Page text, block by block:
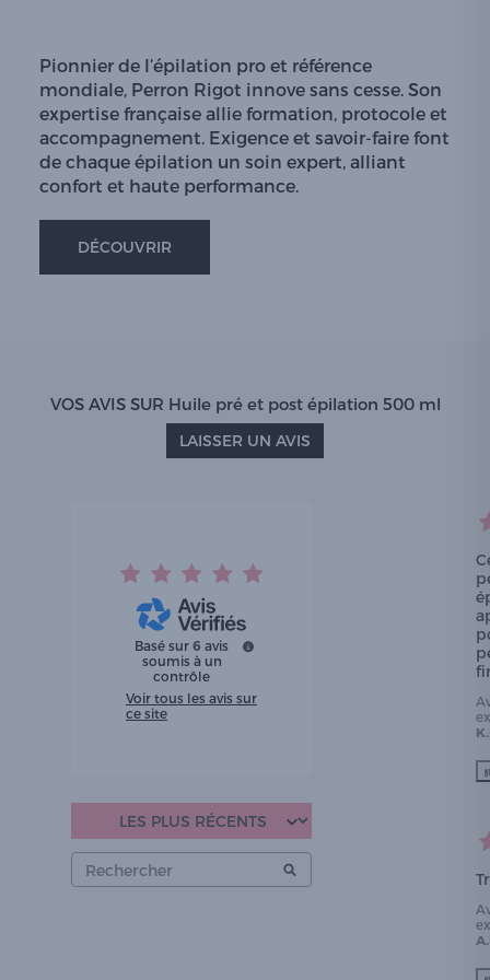
Pionnier de l’épilation pro et référence
mondiale, Perron Rigot innove sans cesse. Son
expertise française allie formation, protocole et
accompagnement. Exigence et savoir-faire font
de chaque épilation un soin expert, alliant
confort et haute performance.
DÉCOUVRIR
VOS AVIS SUR Huile pré et post épilation 500 ml
LAISSER UN AVIS
Basé sur 6 avis
soumis à un
contrôle
Voir tous les avis sur
ce site